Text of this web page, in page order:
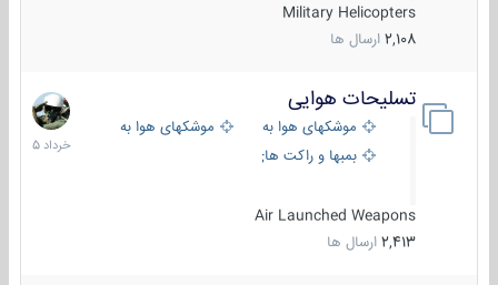
Military Helicopters
2,108 ارسال ها
تسلیحات هوایی
موشکهای هوا به هوا
موشکهای هوا به سطح
بمبها و راکت های هوایی
Air Launched Weapons
2,413 ارسال ها
30
خرداد
1405